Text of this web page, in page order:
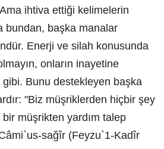
ihtiva ettiği kelimelerin
bundan, başka manalar
Enerji ve silah konusunda
onların inayetine
gibi. Bunu destekleyen başka
"Biz müşriklerden hiçbir şey
müşrikten yardım talep
sağîr (Feyzu`1-Kadîr